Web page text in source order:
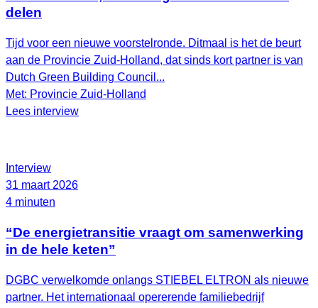
delen
Tijd voor een nieuwe voorstelronde. Ditmaal is het de beurt
aan de Provincie Zuid-Holland, dat sinds kort partner is van
Dutch Green Building Council...
Met: Provincie Zuid-Holland
Lees interview
Interview
31 maart 2026
4 minuten
“De energietransitie vraagt om samenwerking
in de hele keten”
DGBC verwelkomde onlangs STIEBEL ELTRON als nieuwe
partner. Het internationaal opererende familiebedrijf